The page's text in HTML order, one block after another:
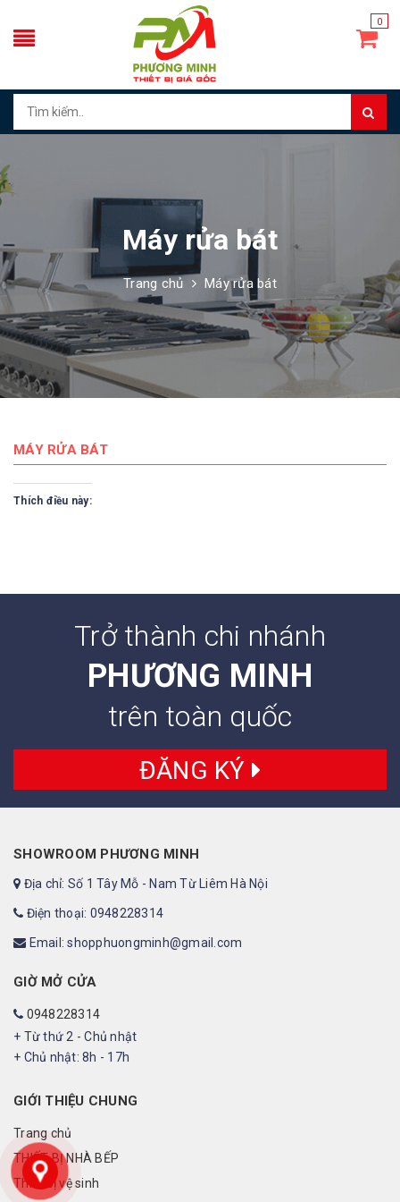
0
Máy rửa bát
Trang chủ Máy rửa bát
MÁY RỬA BÁT
Thích điều này:
Trở thành chi nhánh
PHƯƠNG MINH
trên toàn quốc
ĐĂNG KÝ
SHOWROOM PHƯƠNG MINH
Địa chỉ: Số 1 Tây Mỗ - Nam Từ Liêm Hà Nội
Điện thoại: 0948228314
Email: shopphuongminh@gmail.com
GIỜ MỞ CỬA
0948228314
+ Từ thứ 2 - Chủ nhật
+ Chủ nhật: 8h - 17h
GIỚI THIỆU CHUNG
Trang chủ
THIẾT BỊ NHÀ BẾP
Thiết bị vệ sinh